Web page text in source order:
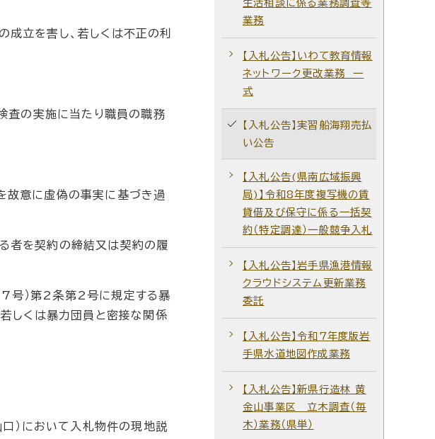
立を害し、若しくは不正の利
の実施に当たり職員の職務
意に虚偽の事実に基づき過
を契約の締結又は契約の履
）第2条第2号に規定する暴
しくは暴力団員と密接な関係
において入札物件の現地説
生活相談に係る業務調査等
業務
【入札公告】いわて教育情報
ネットワーク更改業務 一
式
【入札公告】実習船海翔売払
い公告
【入札公告(県南広域振興
局)】令和8年度複写機の賃
貸借及び保守に係る一括契
約（特定調達）一般競争入札
【入札公告】岩手県漁港情報
クラウドシステム更新業務
委託
【入札公告】令和7年度版岩
手県水道地図作成業務
【入札公告】新県行造林 黄
金山事業区 立木調査（毎
木）業務（県単）